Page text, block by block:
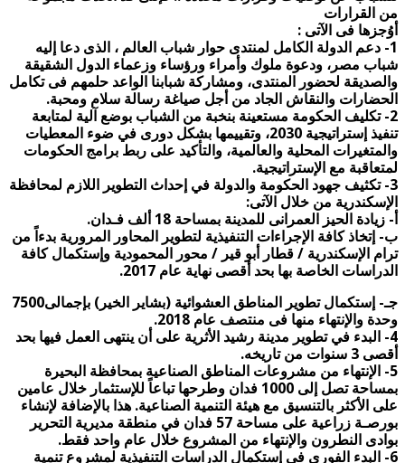
من القرارات
أوُجزها فى الآتى :
1- دعم الدولة الكامل لمنتدى حوار شباب العالم ، الذى دعا إليه
شباب مصر، ودعوة ملوك وأمراء ورؤساء وزعماء الدول الشقيقة
والصديقة لحضور المنتدى، ومشاركة شبابنا الواعد حلمهم فى تكامل
الحضارات والنقاش الجاد من أجل صياغة رسالة سلام ومحبة.
2- تكليف الحكومة مستعينة بنخبة من الشباب بوضع آلية لمتابعة
تنفيذ إستراتيجية 2030، وتقييمها بشكل دورى في ضوء المعطيات
والمتغيرات المحلية والعالمية، والتأكيد على ربط برامج الحكومات
لمتعاقبة مع الإستراتيجية.
3- تكثيف جهود الحكومة والدولة في إحداث التطوير اللازم لمحافظة
الإسكندرية من خلال الآتى:
أ‌- زيادة الحيز العمرانى للمدينة بمساحة 18 ألف فـدان.
ب‌- إتخاذ كافة الإجراءات التنفيذية لتطوير المحاور المرورية بدءاً من
ترام الإسكندرية / قطار أبو قير / محور المحمودية وإستكمال كافة
الدراسات الخاصة بها بحد أقصى نهاية عام 2017.
جـ- إستكمال تطوير المناطق العشوائية (بشاير الخير) بإجمالى7500
وحدة والإنتهاء منها فى منتصف عام 2018.
4- البدء في تطوير مدينة رشيد الأثرية على أن ينتهى العمل فيها بحد
أقصى 3 سنوات من تاريخه.
5- الإنتهاء من مشروعات المناطق الصناعية بمحافظة البحيرة
بمساحة تصل إلى 1000 فدان وطرحها تباعاً للإستثمار خلال عامين
على الأكثر بالتنسيق مع هيئة التنمية الصناعية. هذا بالإضافة لإنشاء
بورصـة زراعية على مساحة 57 فدان في منطقة مديرية التحرير
بوادى النطرون والإنتهاء من المشروع خلال عام واحد فقط.
6- البدء الفوري في إستكمال الدراسات التنفيذية لمشروع تنمية